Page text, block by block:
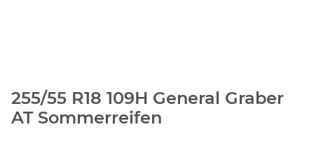
255/55 R18 109H General Graber
AT Sommerreifen